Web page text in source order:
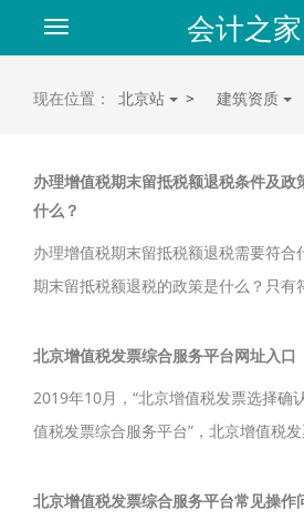
Toggle
navigation
会计之家
现在位置： 北京站 > 建筑资质
办理增值税期末留抵税额退税条件及政
什么？
办理增值税期末留抵税额退税需要符合
期末留抵税额退税的政策是什么？只有
北京增值税发票综合服务平台网址入口
2019年10月，“北京增值税发票选择确
值税发票综合服务平台”，北京增值税
扩大到所有增值税一般纳税人。
北京增值税发票综合服务平台常见操作